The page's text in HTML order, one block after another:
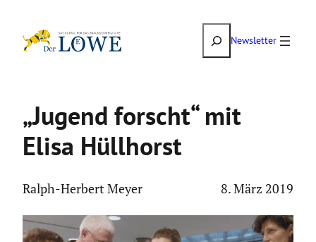
Inhalt
SuchenNewsletter
„Jugend forscht“ mit
Elisa Hüllhorst
Ralph-Herbert Meyer 8. März 2019